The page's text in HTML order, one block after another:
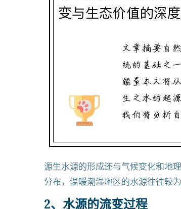
源生水源的形成还与气候变化和地
分布，温暖潮湿地区的水源往往较
2、水源的流变过程